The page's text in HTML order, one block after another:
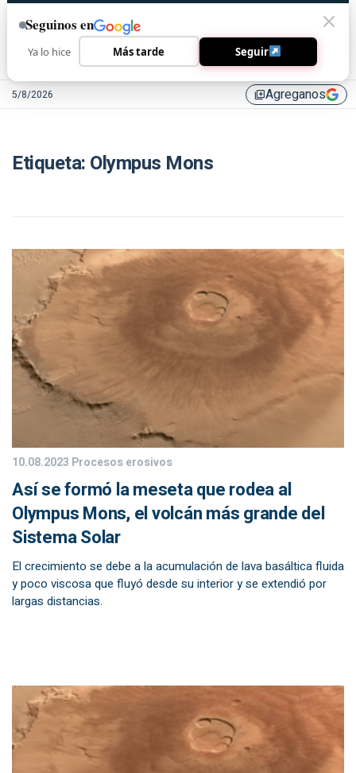
5/8/2026 library_addAgreganos
Etiqueta: Olympus Mons
10.08.2023 Procesos erosivos
Así se formó la meseta que rodea al
Olympus Mons, el volcán más grande del
Sistema Solar
El crecimiento se debe a la acumulación de lava basáltica fluida
y poco viscosa que fluyó desde su interior y se extendió por
largas distancias.
Seguinos en
Ya lo hice Más tarde Seguir